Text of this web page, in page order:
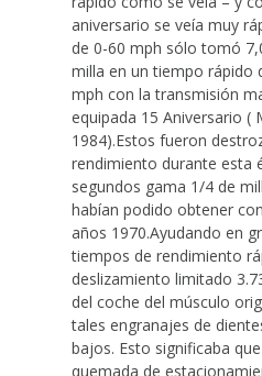
aniversario se veía muy
de 0-60 mph sólo tomó
milla en un tiempo rápido
mph con la transmisión
equipada 15 Aniversario (
1984).Estos fueron
rendimiento durante esta
segundos gama 1/4 de
habían podido obtener
años 1970.Ayudando en
tiempos de rendimiento
deslizamiento limitado
del coche del músculo
tales engranajes de
bajos. Esto significaba
quemada de